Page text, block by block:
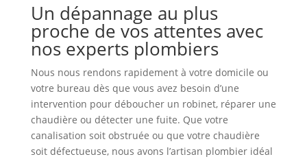
Un dépannage au plus
proche de vos attentes avec
nos experts plombiers
Nous nous rendons rapidement à votre domicile ou
votre bureau dès que vous avez besoin d’une
intervention pour déboucher un robinet, réparer une
chaudière ou détecter une fuite. Que votre
canalisation soit obstruée ou que votre chaudière
soit défectueuse, nous avons l’artisan plombier idéal